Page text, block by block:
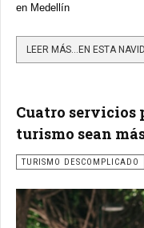
en Medellín
Cuatro servicios
turismo sean
TURISMO DESCOMPLICADO